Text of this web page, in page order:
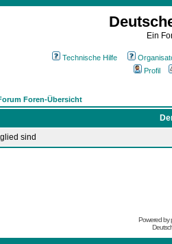
Ein
Technische Hilfe
Profil
Foren-Übersicht
sind
Powered by